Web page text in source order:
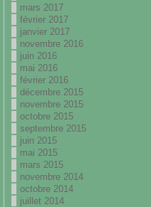
mars 2017
février 2017
janvier 2017
novembre 2016
juin 2016
mai 2016
février 2016
décembre 2015
novembre 2015
octobre 2015
septembre 2015
juin 2015
mai 2015
mars 2015
novembre 2014
octobre 2014
juillet 2014